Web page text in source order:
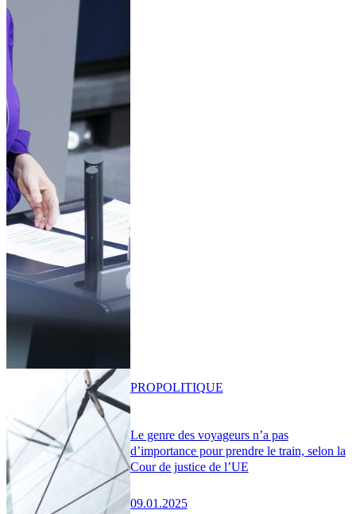
Le genre des voyageurs n’a pas
d’importance pour prendre le train, selon la
Cour de justice de l’UE
09.01.2025
PROPOLITIQUE